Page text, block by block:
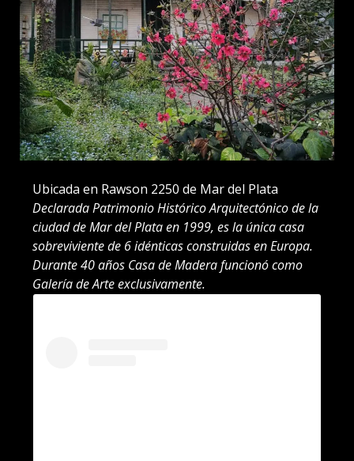
Ubicada en Rawson 2250 de Mar del Plata
Declarada Patrimonio Histórico Arquitectónico de la
ciudad de Mar del Plata en 1999, es la única casa
sobreviviente de 6 idénticas construidas en Europa.
Durante 40 años Casa de Madera funcionó como
Galería de Arte exclusivamente.